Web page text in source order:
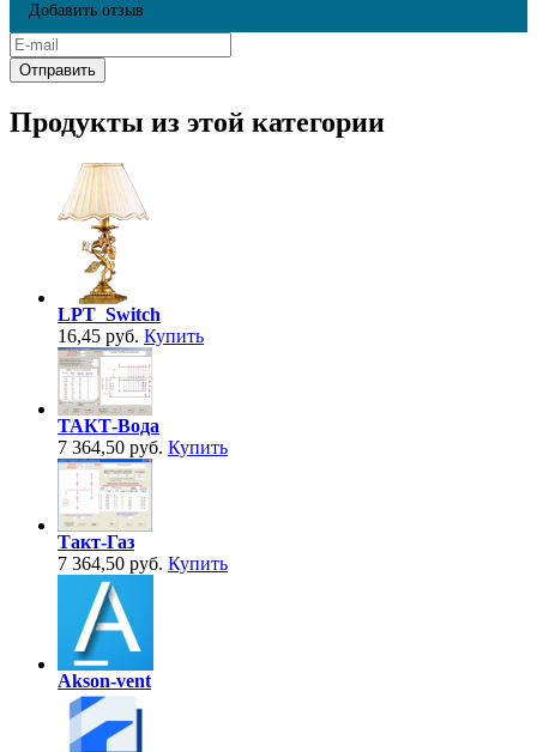
Добавить отзыв
Продукты из этой категории
LPT_Switch
16,45 руб. Купить
ТАКТ-Вода
7 364,50 руб. Купить
Такт-Газ
7 364,50 руб. Купить
Akson-vent